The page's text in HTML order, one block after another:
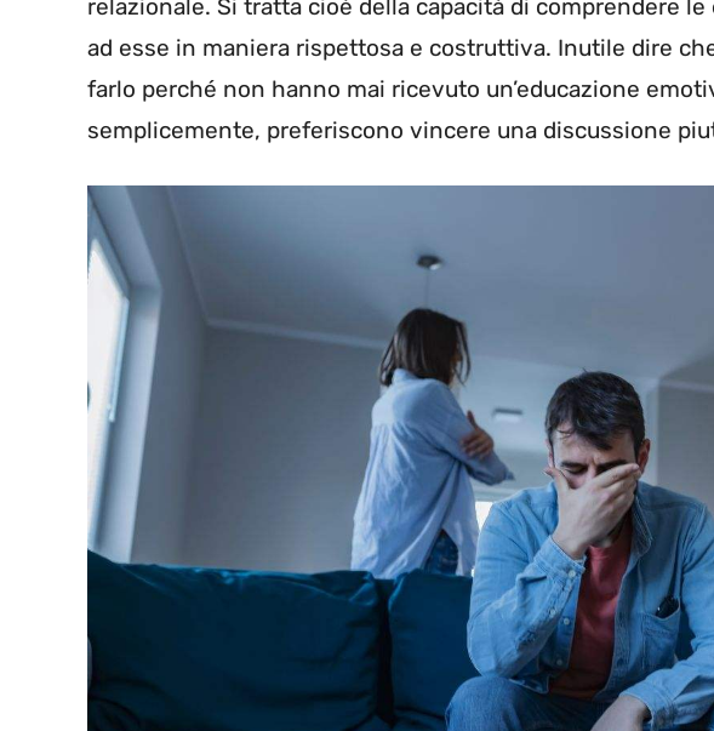
relazionale. Si tratta cioè della capacità di comprendere le
ad esse in maniera rispettosa e costruttiva. Inutile dire
farlo perché non hanno mai ricevuto un’educazione
semplicemente, preferiscono vincere una discussione